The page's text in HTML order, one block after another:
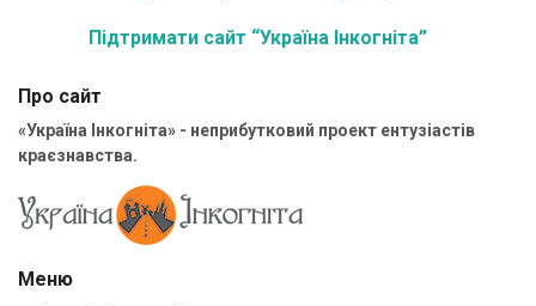
Підтримати сайт “Україна Інкогніта”
Про сайт
«Україна Інкогніта» - неприбутковий проект ентузіастів
краєзнавства.
Меню